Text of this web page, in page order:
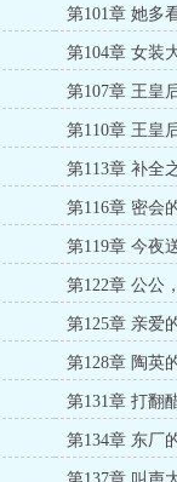
第101章 她多
第104章 女装
第107章 王皇
第110章 王皇
第113章 补全
第116章 密会
第119章 今夜
第122章 公公
第125章 亲爱
第128章 陶英
第131章 打翻
第134章 东厂